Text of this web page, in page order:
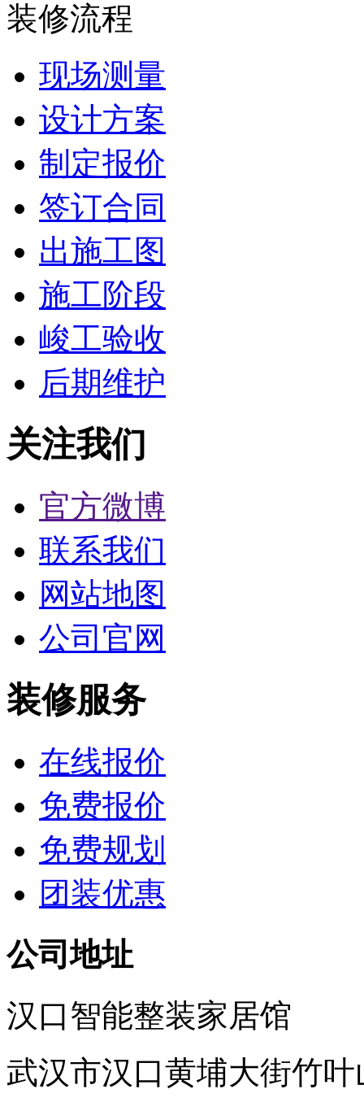
装修流程
现场测量
设计方案
制定报价
签订合同
出施工图
施工阶段
峻工验收
后期维护
关注我们
官方微博
联系我们
网站地图
公司官网
装修服务
在线报价
免费报价
免费规划
团装优惠
公司地址
汉口智能整装家居馆
武汉市汉口黄埔大街竹